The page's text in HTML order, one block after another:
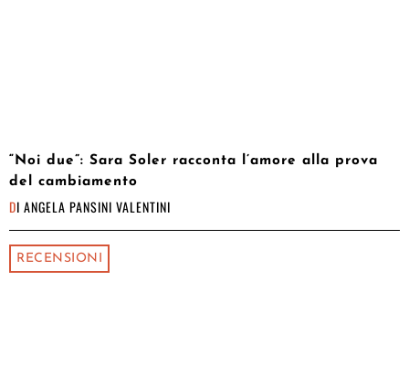
“Noi due”: Sara Soler racconta l’amore alla prova
del cambiamento
DI ANGELA PANSINI VALENTINI
RECENSIONI